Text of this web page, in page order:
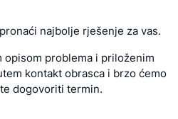
najbolje rješenje za vas.
opisom problema i priloženim
kontakt obrasca i brzo ćemo
dogovoriti termin.